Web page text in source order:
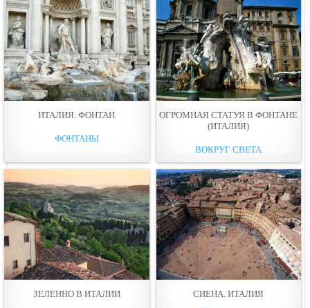
ИТАЛИЯ. ФОНТАН
ФОНТАНЫ
ОГРОМНАЯ СТАТУЯ В ФОНТАНЕ
(ИТАЛИЯ)
ВОКРУГ СВЕТА
ЗЕЛЕННО В ИТАЛИИ СИЕНА. ИТАЛИЯ